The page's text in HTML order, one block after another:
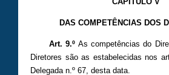
DAS COMPETÊNCIAS DOS
Art. 9.ºAs competências do
Diretores são as estabelecidas nos
Delegada n.º 67, desta data.